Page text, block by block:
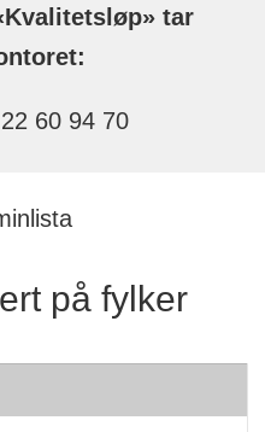
tar
60 94 70
på fylker